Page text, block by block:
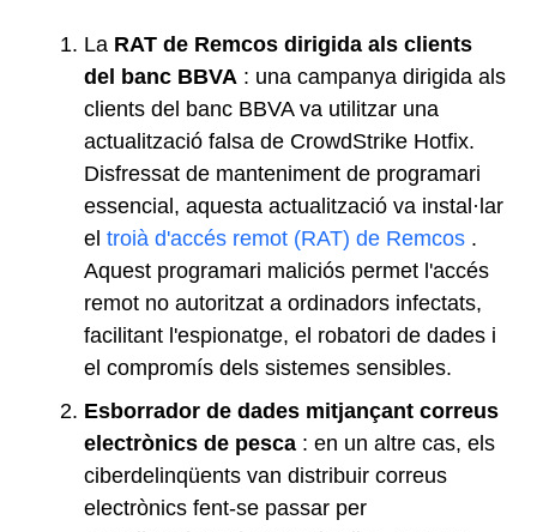
La RAT de Remcos dirigida als clients
del banc BBVA : una campanya dirigida als
clients del banc BBVA va utilitzar una
actualització falsa de CrowdStrike Hotfix.
Disfressat de manteniment de programari
essencial, aquesta actualització va instal·lar
el troià d'accés remot (RAT) de Remcos .
Aquest programari maliciós permet l'accés
remot no autoritzat a ordinadors infectats,
facilitant l'espionatge, el robatori de dades i
el compromís dels sistemes sensibles.
Esborrador de dades mitjançant correus
electrònics de pesca : en un altre cas, els
ciberdelinqüents van distribuir correus
electrònics fent-se passar per